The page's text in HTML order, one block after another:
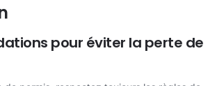
pour éviter la perte de